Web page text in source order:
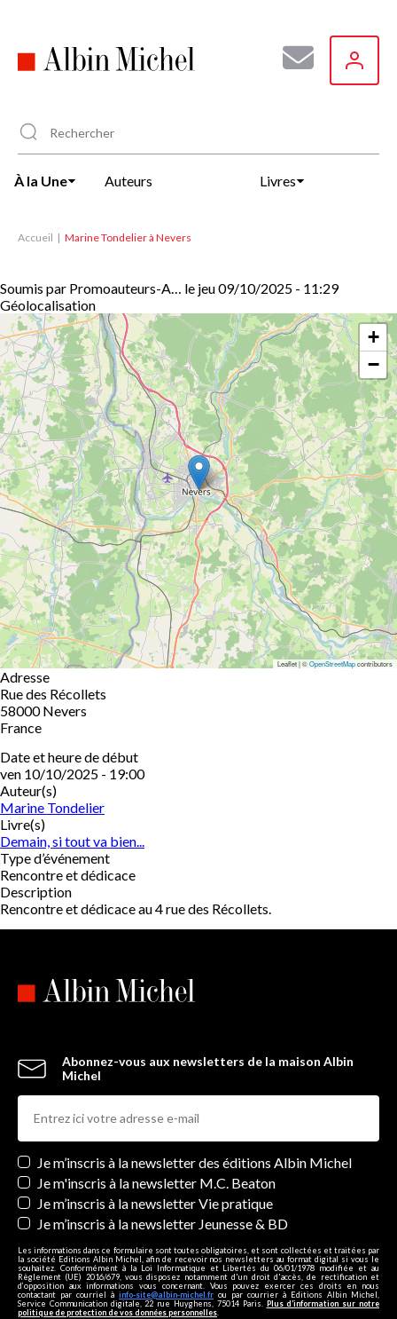
principal
À la Une Auteurs Livres
Accueil Marine Tondelier à Nevers
Soumis par Promoauteurs-A… le jeu 09/10/2025 - 11:29
Géolocalisation
+
−
Leaflet | ©OpenStreetMapcontributors
Adresse
Rue des Récollets
58000 Nevers
France
Date et heure de début
ven 10/10/2025 - 19:00
Auteur(s)
Marine Tondelier
Livre(s)
Demain, si tout va bien...
Type d’événement
Rencontre et dédicace
Description
Rencontre et dédicace au 4 rue des Récollets.
Abonnez-vous aux newsletters de la maison Albin
Michel
Newsletters
Je m’inscris à la newsletter des éditions Albin Michel
Je m'inscris à la newsletter M.C. Beaton
Je m’inscris à la newsletter Vie pratique
Je m’inscris à la newsletter Jeunesse & BD
Les informations dans ce formulaire sont toutes obligatoires, et sont collectées et traitées par
la société Editions Albin Michel, afin de recevoir nos newsletters au format digital si vous le
souhaitez. Conformément à la Loi Informatique et Libertés du 06/01/1978 modifiée et au
Règlement (UE) 2016/679, vous disposez notamment d'un droit d'accès, de rectification et
d’opposition aux informations vous concernant. Vous pouvez exercer ces droits en nous
contactant par courriel à info-site@albin-michel.fr ou par courrier à Editions Albin Michel,
Service Communication digitale, 22 rue Huyghens, 75014 Paris. Plus d’information sur notre
politique de protection de vos données personnelles